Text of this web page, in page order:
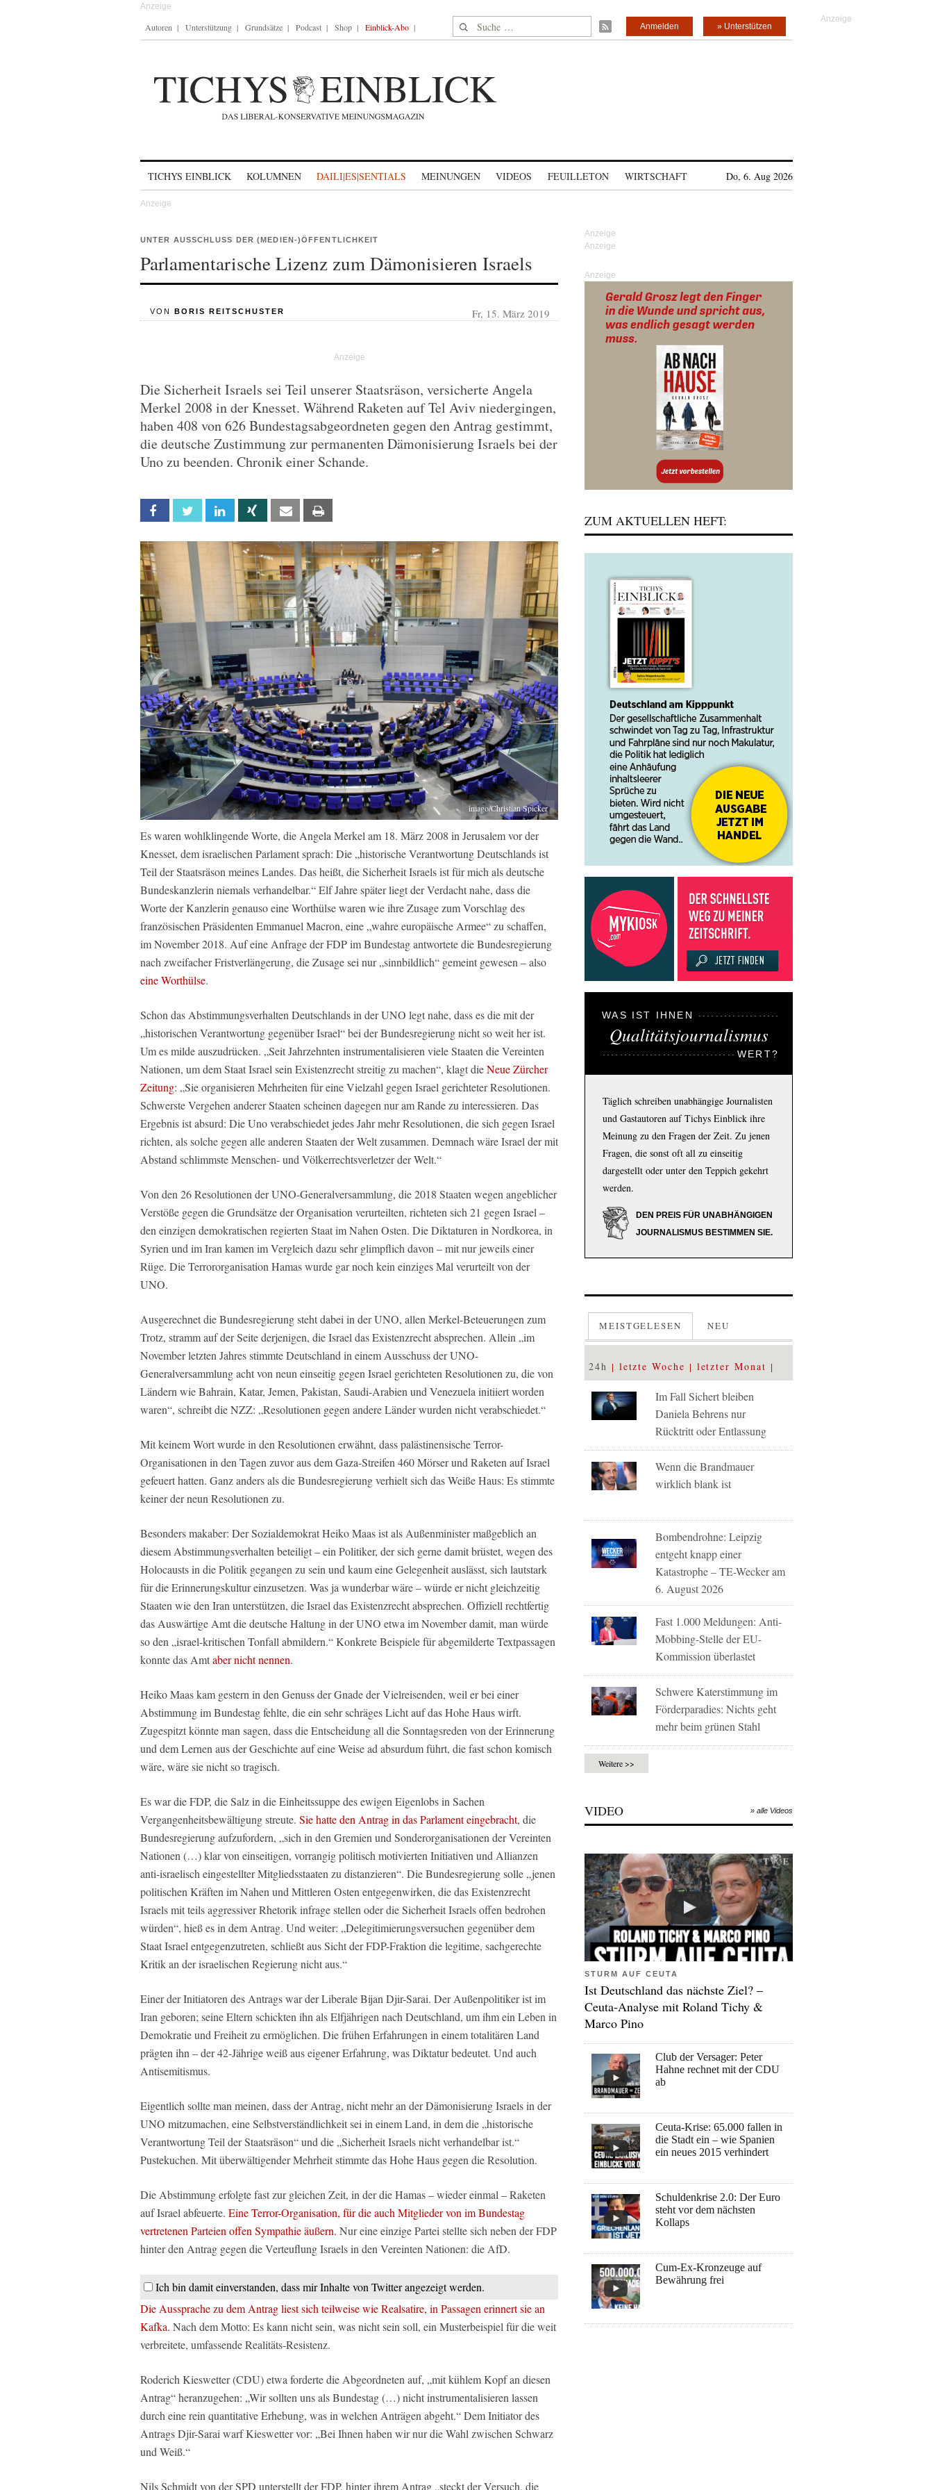
Autoren Unterstützung Grundsätze Podcast Shop Einblick-Abo Suche nach: » Unterstützen
Anmelden
TICHYS EINBLICK KOLUMNEN DAILI|ES|SENTIALS MEINUNGEN VIDEOS FEUILLETON WIRTSCHAFT Do, 6. Aug 2026
UNTER AUSSCHLUSS DER (MEDIEN-)ÖFFENTLICHKEIT
Parlamentarische Lizenz zum Dämonisieren Israels
VON BORIS REITSCHUSTER Fr, 15. März 2019
Die Sicherheit Israels sei Teil unserer Staatsräson, versicherte Angela
Merkel 2008 in der Knesset. Während Raketen auf Tel Aviv niedergingen,
haben 408 von 626 Bundestagsabgeordneten gegen den Antrag gestimmt,
die deutsche Zustimmung zur permanenten Dämonisierung Israels bei der
Uno zu beenden. Chronik einer Schande.
Facebook Twitter Linkedin Xing Email
imago/Christian Spicker
Es waren wohlklingende Worte, die Angela Merkel am 18. März 2008 in Jerusalem vor der
Knesset, dem israelischen Parlament sprach: Die „historische Verantwortung Deutschlands ist
Teil der Staatsräson meines Landes. Das heißt, die Sicherheit Israels ist für mich als deutsche
Bundeskanzlerin niemals verhandelbar.“ Elf Jahre später liegt der Verdacht nahe, dass die
Worte der Kanzlerin genauso eine Worthülse waren wie ihre Zusage zum Vorschlag des
französischen Präsidenten Emmanuel Macron, eine „wahre europäische Armee“ zu schaffen,
im November 2018. Auf eine Anfrage der FDP im Bundestag antwortete die Bundesregierung
nach zweifacher Fristverlängerung, die Zusage sei nur „sinnbildlich“ gemeint gewesen – also
eine Worthülse.
Schon das Abstimmungsverhalten Deutschlands in der UNO legt nahe, dass es die mit der
„historischen Verantwortung gegenüber Israel“ bei der Bundesregierung nicht so weit her ist.
Um es milde auszudrücken. „Seit Jahrzehnten instrumentalisieren viele Staaten die Vereinten
Nationen, um dem Staat Israel sein Existenzrecht streitig zu machen“, klagt dieNeue Zürcher
Zeitung: „Sie organisieren Mehrheiten für eine Vielzahl gegen Israel gerichteter Resolutionen.
Schwerste Vergehen anderer Staaten scheinen dagegen nur am Rande zu interessieren. Das
Ergebnis ist absurd: Die Uno verabschiedet jedes Jahr mehr Resolutionen, die sich gegen Israel
richten, als solche gegen alle anderen Staaten der Welt zusammen. Demnach wäre Israel der mit
Abstand schlimmste Menschen- und Völkerrechtsverletzer der Welt.“
Von den 26 Resolutionen der UNO-Generalversammlung, die 2018 Staaten wegen angeblicher
Verstöße gegen die Grundsätze der Organisation verurteilten, richteten sich 21 gegen Israel –
den einzigen demokratischen regierten Staat im Nahen Osten. Die Diktaturen in Nordkorea, in
Syrien und im Iran kamen im Vergleich dazu sehr glimpflich davon – mit nur jeweils einer
Rüge. Die Terrororganisation Hamas wurde gar noch kein einziges Mal verurteilt von der
UNO.
Ausgerechnet die Bundesregierung steht dabei in der UNO, allen Merkel-Beteuerungen zum
Trotz, stramm auf der Seite derjenigen, die Israel das Existenzrecht absprechen. Allein „im
November letzten Jahres stimmte Deutschland in einem Ausschuss der UNO-
Generalversammlung acht von neun einseitig gegen Israel gerichteten Resolutionen zu, die von
Ländern wie Bahrain, Katar, Jemen, Pakistan, Saudi-Arabien und Venezuela initiiert worden
waren“, schreibt die NZZ: „Resolutionen gegen andere Länder wurden nicht verabschiedet.“
Mit keinem Wort wurde in den Resolutionen erwähnt, dass palästinensische Terror-
Organisationen in den Tagen zuvor aus dem Gaza-Streifen 460 Mörser und Raketen auf Israel
gefeuert hatten. Ganz anders als die Bundesregierung verhielt sich das Weiße Haus: Es stimmte
keiner der neun Resolutionen zu.
Besonders makaber: Der Sozialdemokrat Heiko Maas ist als Außenminister maßgeblich an
diesem Abstimmungsverhalten beteiligt – ein Politiker, der sich gerne damit brüstet, wegen des
Holocausts in die Politik gegangen zu sein und kaum eine Gelegenheit auslässt, sich lautstark
für die Erinnerungskultur einzusetzen. Was ja wunderbar wäre – würde er nicht gleichzeitig
Staaten wie den Iran unterstützen, die Israel das Existenzrecht absprechen. Offiziell rechtfertig
das Auswärtige Amt die deutsche Haltung in der UNO etwa im November damit, man würde
so den „israel-kritischen Tonfall abmildern.“ Konkrete Beispiele für abgemilderte Textpassagen
konnte das Amtaber nicht nennen.
Heiko Maas kam gestern in den Genuss der Gnade der Vielreisenden, weil er bei einer
Abstimmung im Bundestag fehlte, die ein sehr schräges Licht auf das Hohe Haus wirft.
Zugespitzt könnte man sagen, dass die Entscheidung all die Sonntagsreden von der Erinnerung
und dem Lernen aus der Geschichte auf eine Weise ad absurdum führt, die fast schon komisch
wäre, wäre sie nicht so tragisch.
Es war die FDP, die Salz in die Einheitssuppe des ewigen Eigenlobs in Sachen
Vergangenheitsbewältigung streute. Sie hatte den Antrag in das Parlament eingebracht, die
Bundesregierung aufzufordern, „sich in den Gremien und Sonderorganisationen der Vereinten
Nationen (…) klar von einseitigen, vorrangig politisch motivierten Initiativen und Allianzen
anti-israelisch eingestellter Mitgliedsstaaten zu distanzieren“. Die Bundesregierung solle „jenen
politischen Kräften im Nahen und Mittleren Osten entgegenwirken, die das Existenzrecht
Israels mit teils aggressiver Rhetorik infrage stellen oder die Sicherheit Israels offen bedrohen
würden“, hieß es in dem Antrag. Und weiter: „Delegitimierungsversuchen gegenüber dem
Staat Israel entgegenzutreten, schließt aus Sicht der FDP-Fraktion die legitime, sachgerechte
Kritik an der israelischen Regierung nicht aus.“
Einer der Initiatoren des Antrags war der Liberale Bijan Djir-Sarai. Der Außenpolitiker ist im
Iran geboren; seine Eltern schickten ihn als Elfjährigen nach Deutschland, um ihm ein Leben in
Demokratie und Freiheit zu ermöglichen. Die frühen Erfahrungen in einem totalitären Land
prägten ihn – der 42-Jährige weiß aus eigener Erfahrung, was Diktatur bedeutet. Und auch
Antisemitismus.
Eigentlich sollte man meinen, dass der Antrag, nicht mehr an der Dämonisierung Israels in der
UNO mitzumachen, eine Selbstverständlichkeit sei in einem Land, in dem die „historische
Verantwortung Teil der Staatsräson“ und die „Sicherheit Israels nicht verhandelbar ist.“
Pustekuchen. Mit überwältigender Mehrheit stimmte das Hohe Haus gegen die Resolution.
Die Abstimmung erfolgte fast zur gleichen Zeit, in der die Hamas – wieder einmal – Raketen
auf Israel abfeuerte. Eine Terror-Organisation, für die auch Mitglieder von im Bundestag
vertretenen Parteien offen Sympathie äußern. Nur eine einzige Partei stellte sich neben der FDP
hinter den Antrag gegen die Verteuflung Israels in den Vereinten Nationen: die AfD.
Ich bin damit einverstanden, dass mir Inhalte von Twitter angezeigt werden.
Die Aussprache zu dem Antrag liest sich teilweise wie Realsatire, in Passagen erinnert sie an
Kafka. Nach dem Motto: Es kann nicht sein, was nicht sein soll, ein Musterbeispiel für die weit
verbreitete, umfassende Realitäts-Resistenz.
Roderich Kieswetter (CDU) etwa forderte die Abgeordneten auf, „mit kühlem Kopf an diesen
Antrag“ heranzugehen: „Wir sollten uns als Bundestag (…) nicht instrumentalisieren lassen
durch eine rein quantitative Erhebung, was in welchen Anträgen abgeht.“ Dem Initiator des
Antrags Djir-Sarai warf Kieswetter vor: „Bei Ihnen haben wir nur die Wahl zwischen Schwarz
und Weiß.“
Nils Schmidt von der SPD unterstellt der FDP, hinter ihrem Antrag „steckt der Versuch, die
Anzeige
ZUM AKTUELLEN HEFT:
WAS IST IHNEN
Qualitätsjournalismus
WERT?
Täglich schreiben unabhängige Journalisten
und Gastautoren auf Tichys Einblick ihre
Meinung zu den Fragen der Zeit. Zu jenen
Fragen, die sonst oft all zu einseitig
dargestellt oder unter den Teppich gekehrt
werden.
DEN PREIS FÜR UNABHÄNGIGEN
JOURNALISMUS BESTIMMEN SIE.
MEISTGELESEN NEU
24h letzte Woche letzter Monat
Im Fall Sichert bleiben
Daniela Behrens nur
Rücktritt oder Entlassung
Wenn die Brandmauer
wirklich blank ist
Bombendrohne: Leipzig
entgeht knapp einer
Katastrophe – TE-Wecker am
6. August 2026
Fast 1.000 Meldungen: Anti-
Mobbing-Stelle der EU-
Kommission überlastet
Schwere Katerstimmung im
Förderparadies: Nichts geht
mehr beim grünen Stahl
Weitere >>
VIDEO » alle Videos
STURM AUF CEUTA
Ist Deutschland das nächste Ziel? –
Ceuta-Analyse mit Roland Tichy &
Marco Pino
Club der Versager: Peter
Hahne rechnet mit der CDU
ab
Ceuta-Krise: 65.000 fallen in
die Stadt ein – wie Spanien
ein neues 2015 verhindert
Schuldenkrise 2.0: Der Euro
steht vor dem nächsten
Kollaps
Cum-Ex-Kronzeuge auf
Bewährung frei